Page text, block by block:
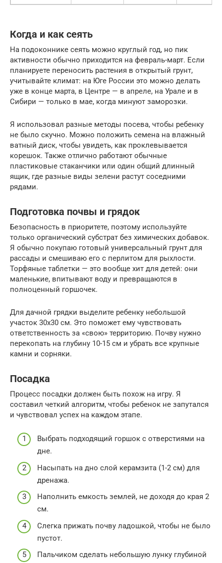
Когда и как сеять
На подоконнике сеять можно круглый год, но пик
активности обычно приходится на февраль-март. Если
планируете переносить растения в открытый грунт,
учитывайте климат: на Юге России это можно делать
уже в конце марта, в Центре — в апреле, на Урале и в
Сибири — только в мае, когда минуют заморозки.
Я использовал разные методы посева, чтобы ребенку
не было скучно. Можно положить семена на влажный
ватный диск, чтобы увидеть, как проклевывается
корешок. Также отлично работают обычные
пластиковые стаканчики или один общий длинный
ящик, где разные виды зелени растут соседними
рядами.
Подготовка почвы и грядок
Безопасность в приоритете, поэтому используйте
только органический субстрат без химических добавок.
Я обычно покупаю готовый универсальный грунт для
рассады и смешиваю его с перлитом для рыхлости.
Торфяные таблетки — это вообще хит для детей: они
маленькие, впитывают воду и превращаются в
полноценный горшочек.
Для дачной грядки выделите ребенку небольшой
участок 30х30 см. Это поможет ему чувствовать
ответственность за «свою» территорию. Почву нужно
перекопать на глубину 10-15 см и убрать все крупные
камни и сорняки.
Посадка
Процесс посадки должен быть похож на игру. Я
составил четкий алгоритм, чтобы ребенок не запутался
и чувствовал успех на каждом этапе.
Выбрать подходящий горшок с отверстиями на
дне.
Насыпать на дно слой керамзита (1-2 см) для
дренажа.
Наполнить емкость землей, не доходя до края 2
см.
Слегка прижать почву ладошкой, чтобы не было
пустот.
Пальчиком сделать небольшую лунку глубиной